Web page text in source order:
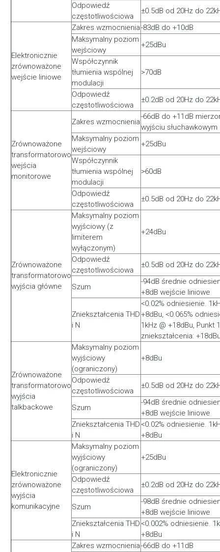
Odpowiedź
częstotliwościowa
±0.5dB od 20Hz do
Elektronicznie
zrównoważone
wejście liniowe
Zakres wzmocnienia-83dB do +10dB
Maksymalny poziom
wejściowy
+25dBu
Współczynnik
tłumienia wspólnej
modulacji
>70dB
Odpowiedź
częstotliwościowa
±0.2dB od 20Hz do
Zrównoważone
transformatorowo
wejścia
monitorowe
Zakres wzmocnienia
-66dB do +11dB
wyjściu słuchawkowym
Maksymalny poziom
wejściowy
+25dBu
Współczynnik
tłumienia wspólnej
modulacji
>60dB
Odpowiedź
częstotliwościowa
±0.5dB od 20Hz do
Zrównoważone
transformatorowo
wyjścia główne
Maksymalny poziom
wyjściowy (z
limiterem
wyłączonym)
+24dBu
Odpowiedź
częstotliwościowa
±0.5dB od 20Hz do
Szum
-94dB średnie
+8dB wejście liniowe
Zniekształcenia THD
i N
<0.02% odniesienie.
+8dBu, <0.065%
1kHz @ +18dBu, Punkt
zniekształcenia:
Zrównoważone
transformatorowo
wyjścia
talkbackowe
Maksymalny poziom
wyjściowy
(ograniczony)
+8dBu
Odpowiedź
częstotliwościowa
±0.5dB od 20Hz do
Szum
-94dB średnie
+8dB wejście liniowe
Zniekształcenia THD
i N
<0.02% odniesienie.
+8dBu
Elektronicznie
zrównoważone
wyjścia
komunikacyjne
Maksymalny poziom
wyjściowy
(ograniczony)
+25dBu
Odpowiedź
częstotliwościowa
±0.2dB od 20Hz do
Szum
-98dB średnie
+8dB wejście liniowe
Zniekształcenia THD
i N
<0.002% odniesienie.
+8dBu
Zakres wzmocnienia-66dB do +11dB